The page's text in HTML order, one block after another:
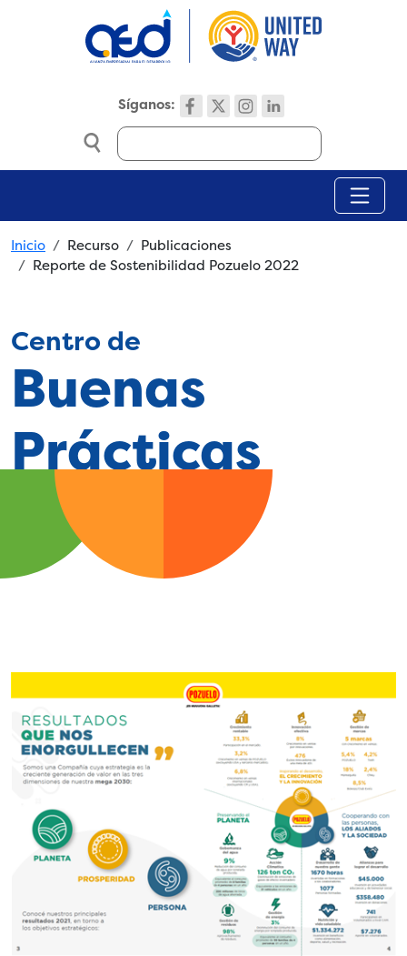
Síganos:
Search
Breadcrumb
Inicio Recurso
Publicaciones
Reporte de Sostenibilidad Pozuelo 2022
Centro de
Buenas
Prácticas